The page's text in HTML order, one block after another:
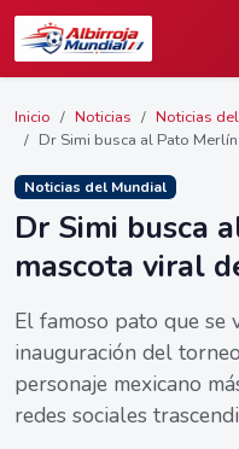
Inicio Noticias
Noticias
Dr Simi busca al Pato
Noticias del Mundial
Dr Simi busca
mascota viral
El famoso pato que se
inauguración del
personaje mexicano
redes sociales